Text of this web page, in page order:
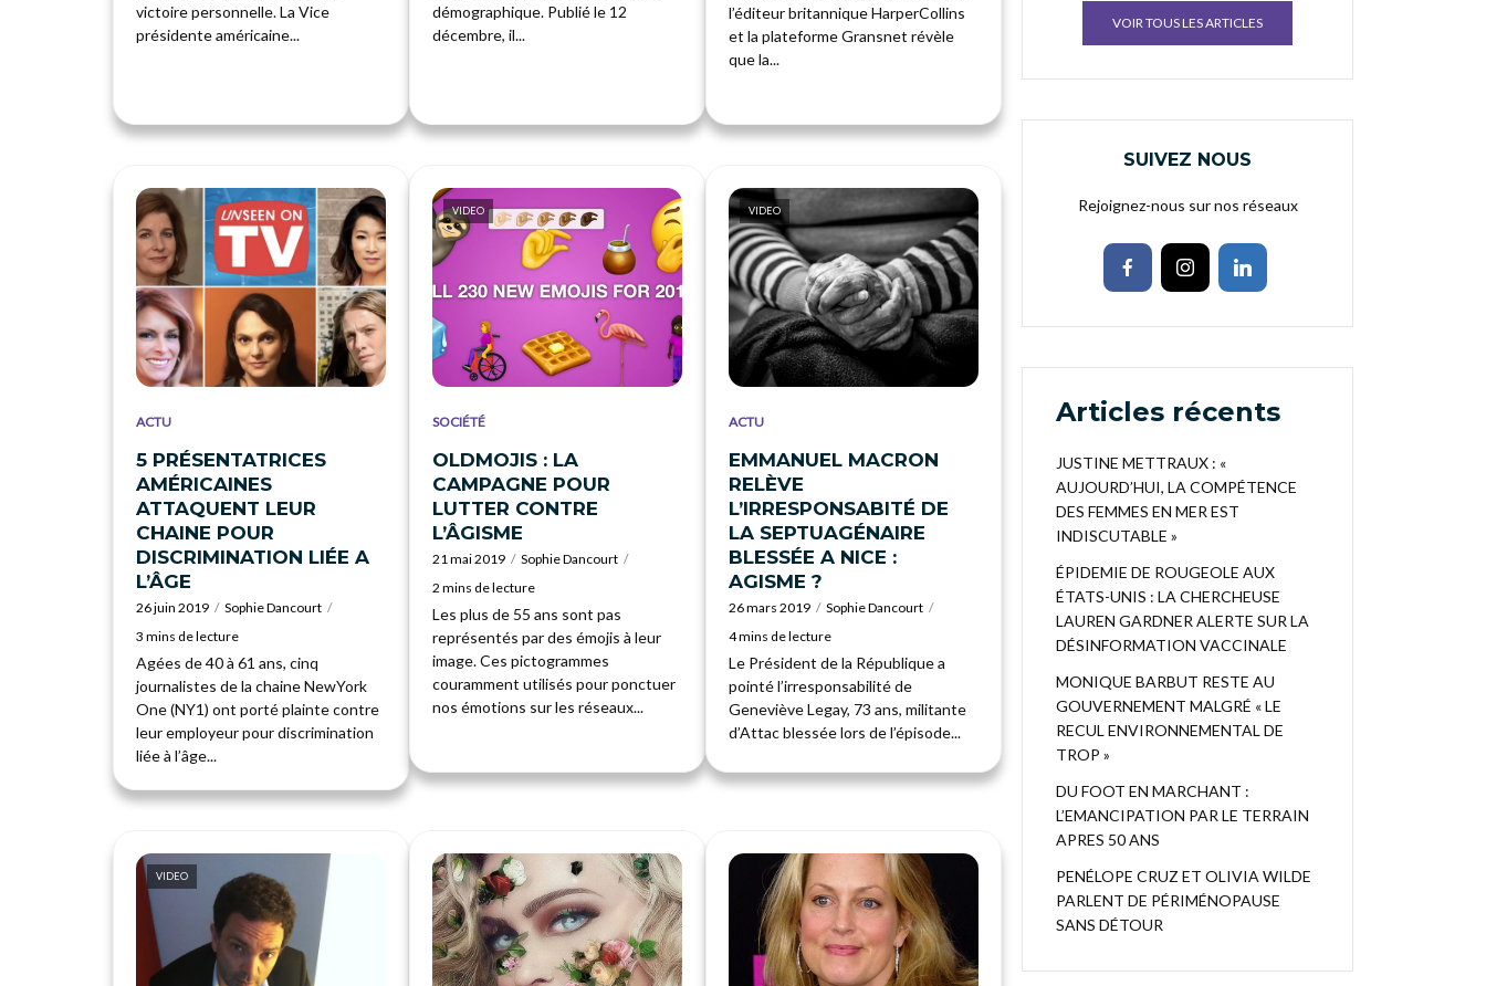
victoire personnelle. La Vice
présidente américaine...
démographique. Publié le 12
décembre, il...
l’éditeur britannique HarperCollins
et la plateforme Gransnet révèle
que la...
ACTU
5 PRÉSENTATRICES
AMÉRICAINES
ATTAQUENT LEUR
CHAINE POUR
DISCRIMINATION LIÉE A
L’ÂGE
26 juin 2019
Sophie Dancourt
3 mins de lecture
Agées de 40 à 61 ans, cinq
journalistes de la chaine NewYork
One (NY1) ont porté plainte contre
leur employeur pour discrimination
liée à l’âge...
VIDEO
SOCIÉTÉ
OLDMOJIS : LA
CAMPAGNE POUR
LUTTER CONTRE
L’ÂGISME
21 mai 2019
Sophie Dancourt
2 mins de lecture
Les plus de 55 ans sont pas
représentés par des émojis à leur
image. Ces pictogrammes
couramment utilisés pour ponctuer
nos émotions sur les réseaux...
VIDEO
ACTU
EMMANUEL MACRON
RELÈVE
L’IRRESPONSABITÉ DE
LA SEPTUAGÉNAIRE
BLESSÉE A NICE :
AGISME ?
26 mars 2019
Sophie Dancourt
4 mins de lecture
Le Président de la République a
pointé l’irresponsabilité de
Geneviève Legay, 73 ans, militante
d’Attac blessée lors de l’épisode...
VIDEO
VOIR TOUS LES ARTICLES
SUIVEZ NOUS
Rejoignez-nous sur nos réseaux
Articles récents
JUSTINE METTRAUX : «
AUJOURD’HUI, LA COMPÉTENCE
DES FEMMES EN MER EST
INDISCUTABLE »
ÉPIDEMIE DE ROUGEOLE AUX
ÉTATS-UNIS : LA CHERCHEUSE
LAUREN GARDNER ALERTE SUR LA
DÉSINFORMATION VACCINALE
MONIQUE BARBUT RESTE AU
GOUVERNEMENT MALGRÉ « LE
RECUL ENVIRONNEMENTAL DE
TROP »
DU FOOT EN MARCHANT :
L’EMANCIPATION PAR LE TERRAIN
APRES 50 ANS
PENÉLOPE CRUZ ET OLIVIA WILDE
PARLENT DE PÉRIMÉNOPAUSE
SANS DÉTOUR